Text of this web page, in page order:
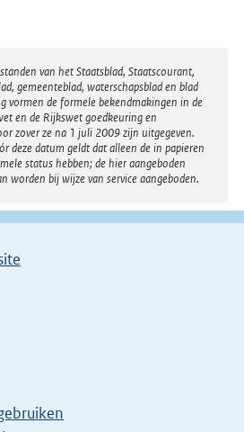
van het Staatsblad, Staatscourant,
gemeenteblad, waterschapsblad en blad
vormen de formele bekendmakingen in de
en de Rijkswet goedkeuring en
zover ze na 1 juli 2009 zijn uitgegeven.
deze datum geldt dat alleen de in papieren
status hebben; de hier aangeboden
worden bij wijze van service aangeboden.